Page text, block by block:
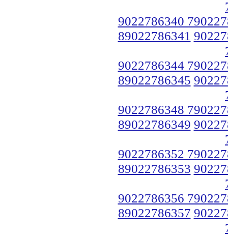
9022786340
89022786341
9022786344
89022786345
9022786348
89022786349
9022786352
89022786353
9022786356
89022786357